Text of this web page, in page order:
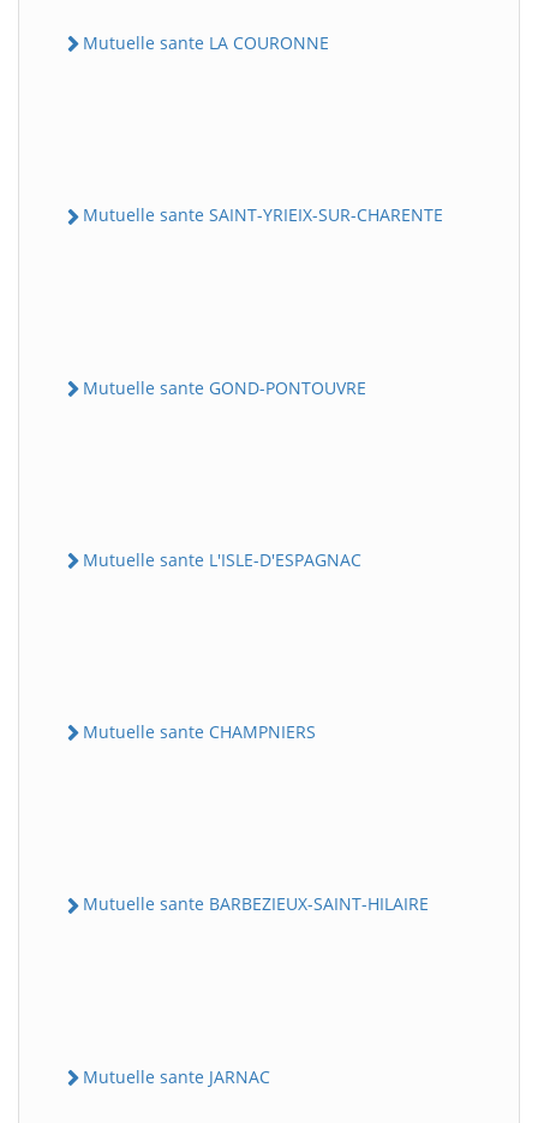
Mutuelle sante LA COURONNE
Mutuelle sante SAINT-YRIEIX-SUR-CHARENTE
Mutuelle sante GOND-PONTOUVRE
Mutuelle sante L'ISLE-D'ESPAGNAC
Mutuelle sante CHAMPNIERS
Mutuelle sante BARBEZIEUX-SAINT-HILAIRE
Mutuelle sante JARNAC